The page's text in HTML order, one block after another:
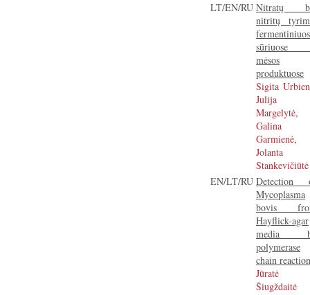
LT/EN/RU Nitratų
nitritų
sūriuose
mėsos
produktuose
Sigita
Julija
Margelytė,
Galina
Garmienė,
Jolanta
Stankevičiūtė
EN/LT/RU Detection
Mycoplasma
bovis
Hayflick-agar
media
polymerase
chain
Jūratė
Šiugždaitė